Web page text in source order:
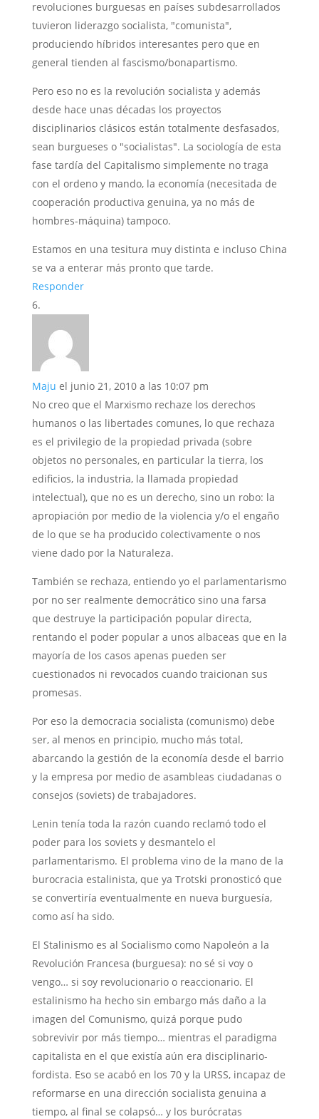
revoluciones burguesas en países subdesarrollados
tuvieron liderazgo socialista, "comunista",
produciendo híbridos interesantes pero que en
general tienden al fascismo/bonapartismo.
Pero eso no es la revolución socialista y además
desde hace unas décadas los proyectos
disciplinarios clásicos están totalmente desfasados,
sean burgueses o "socialistas". La sociología de esta
fase tardía del Capitalismo simplemente no traga
con el ordeno y mando, la economía (necesitada de
cooperación productiva genuina, ya no más de
hombres-máquina) tampoco.
Estamos en una tesitura muy distinta e incluso China
se va a enterar más pronto que tarde.
Responder
Maju el junio 21, 2010 a las 10:07 pm
No creo que el Marxismo rechaze los derechos
humanos o las libertades comunes, lo que rechaza
es el privilegio de la propiedad privada (sobre
objetos no personales, en particular la tierra, los
edificios, la industria, la llamada propiedad
intelectual), que no es un derecho, sino un robo: la
apropiación por medio de la violencia y/o el engaño
de lo que se ha producido colectivamente o nos
viene dado por la Naturaleza.
También se rechaza, entiendo yo el parlamentarismo
por no ser realmente democrático sino una farsa
que destruye la participación popular directa,
rentando el poder popular a unos albaceas que en la
mayoría de los casos apenas pueden ser
cuestionados ni revocados cuando traicionan sus
promesas.
Por eso la democracia socialista (comunismo) debe
ser, al menos en principio, mucho más total,
abarcando la gestión de la economía desde el barrio
y la empresa por medio de asambleas ciudadanas o
consejos (soviets) de trabajadores.
Lenin tenía toda la razón cuando reclamó todo el
poder para los soviets y desmantelo el
parlamentarismo. El problema vino de la mano de la
burocracia estalinista, que ya Trotski pronosticó que
se convertiría eventualmente en nueva burguesía,
como así ha sido.
El Stalinismo es al Socialismo como Napoleón a la
Revolución Francesa (burguesa): no sé si voy o
vengo… si soy revolucionario o reaccionario. El
estalinismo ha hecho sin embargo más daño a la
imagen del Comunismo, quizá porque pudo
sobrevivir por más tiempo… mientras el paradigma
capitalista en el que existía aún era disciplinario-
fordista. Eso se acabó en los 70 y la URSS, incapaz de
reformarse en una dirección socialista genuina a
tiempo, al final se colapsó… y los burócratas